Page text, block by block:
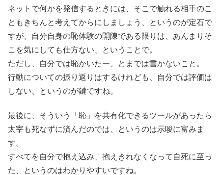
ネットで何かを発信するときには、そこで触れる相手のこ
ともきちんと考えてからにしましょう、というのが定石で
すが、自分自身の恥体験の開陳である限りは、あんまりそ
こを気にしても仕方ない、ということで。
ただし、自分では恥かいたー、とまでは書かないこと。
行動についての振り返りはするけれども、自分では評価は
しない、というのが鍵ですね。
最後に、そういう「恥」を共有化できるツールがあったら
太宰も死なずに済んだのでは、というのは示唆に富みま
す。
すべてを自分で抱え込み、抱えきれなくなって自死に至っ
た、というのはわかりやすいですね。